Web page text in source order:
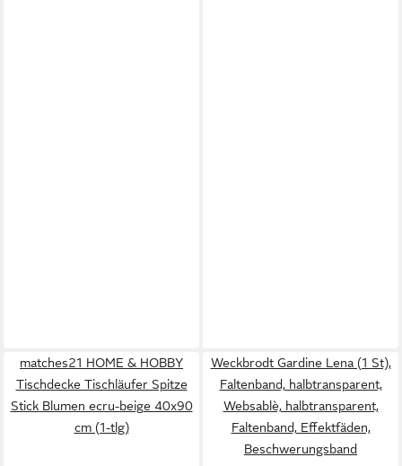
matches21 HOME & HOBBY
Tischdecke Tischläufer Spitze
Stick Blumen ecru-beige 40x90
cm (1-tlg)
Weckbrodt Gardine Lena (1 St),
Faltenband, halbtransparent,
Websablè, halbtransparent,
Faltenband, Effektfäden,
Beschwerungsband